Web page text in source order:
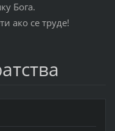
Бога.
ако се труде!